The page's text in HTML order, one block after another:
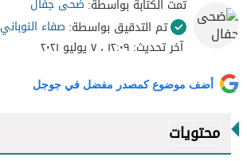
تمت الكتابة بواسطة: ضحى جفال
تم التدقيق بواسطة: صفاء النوباني
آخر تحديث: ١٢:٠٩ ، ٧ يوليو ٢٠٢١
أضف موضوع كمصدر مفضل في جوجل
محتويات